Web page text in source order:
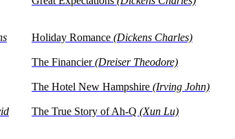
Holiday Romance (Dickens Charles)
The Financier(Dreiser Theodore)
The Hotel New Hampshire (Irving John)
The True Story of Ah-Q (Xun Lu)